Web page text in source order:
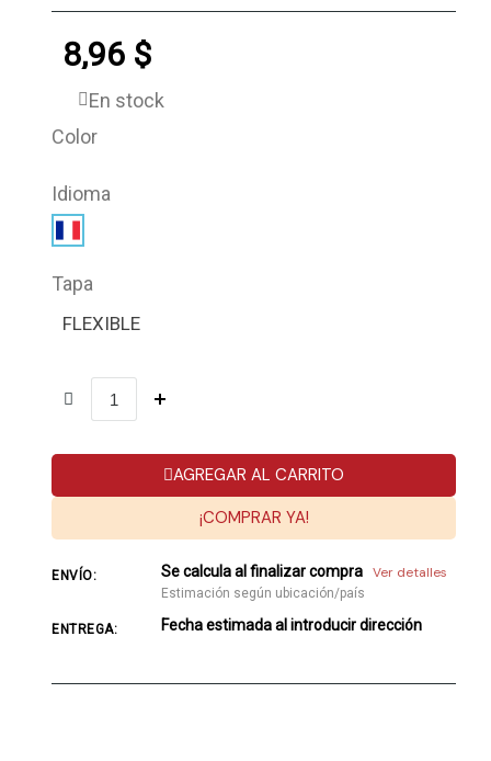
8,96 $
En stock
Color
Idioma
Tapa
FLEXIBLE
AGREGAR AL CARRITO
¡COMPRAR YA!
ENVÍO: Se calcula al finalizar compra Ver detalles
Estimación según ubicación/país
ENTREGA: Fecha estimada al introducir dirección